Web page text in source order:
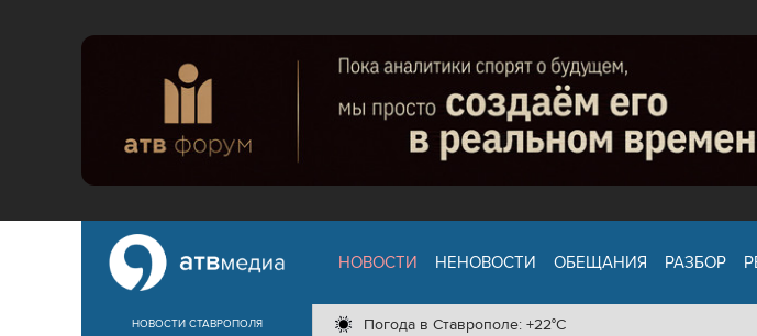
НОВОСТИ СТАВРОПОЛЯ
НОВОСТИ НЕНОВОСТИ ОБЕЩАНИЯ РАЗБОР
Погода в Ставрополе: +22°C